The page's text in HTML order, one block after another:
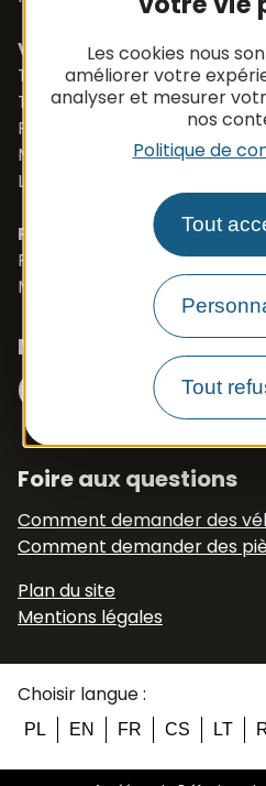
Les cookies nous
améliorer votre
analyser et mesurer
nos
Politique de
Tout
Tout
Véhicules
Tél. +33 (0)5 65 48 05 75
Tél. +33 (0)5 65 48 37 97
Port. +33 (0)6 79 50 77 83
Mail :
Langues parlées : Français,
PROSZE O KONTAKT-
Port. 0033 673 191 445
Mail :
Nous suivre
FacebookInstagram
N° Tél
+33 6 79
Foire aux questions
Comment demander des
Comment demander des
Plan du site
Mentions légales
Choisir langue :
PL EN FR CS LT